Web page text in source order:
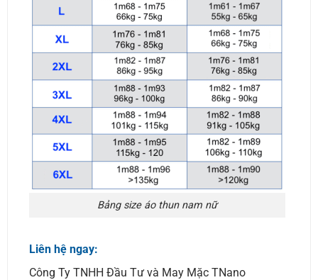
Bảng size áo thun nam nữ
Liên hệ ngay:
Công Ty TNHH Đầu Tư và May Mặc TNano